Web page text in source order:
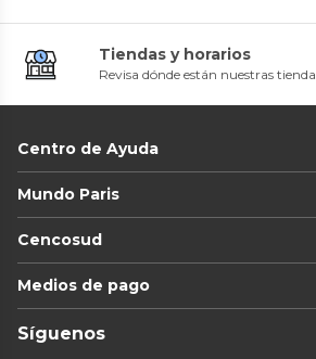
Tiendas y horarios
Revisa dónde están nuestras
Centro de Ayuda
Mundo Paris
Cencosud
Medios de pago
Síguenos